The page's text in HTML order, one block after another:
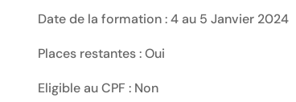
Date de la formation : 4 au 5 Janvier 2024
Places restantes : Oui
Eligible au CPF : Non